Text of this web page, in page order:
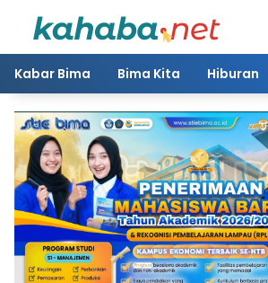
Kabar Bima Bima Kita Hiburan